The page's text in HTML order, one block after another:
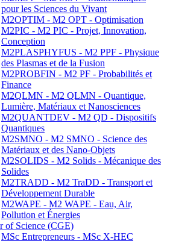
pour les Sciences du Vivant
M2OPTIM - M2 OPT - Optimisation
M2PIC - M2 PIC - Projet, Innovation,
Conception
M2PLASPHYFUS - M2 PPF - Physique
des Plasmas et de la Fusion
M2PROBFIN - M2 PF - Probabilités et
Finance
M2QLMN - M2 QLMN - Quantique,
Lumière, Matériaux et Nanosciences
M2QUANTDEV - M2 QD - Dispositifs
Quantiques
M2SMNO - M2 SMNO - Science des
Matériaux et des Nano-Objets
M2SOLIDS - M2 Solids - Mécanique des
Solides
M2TRADD - M2 TraDD - Transport et
Développement Durable
M2WAPE - M2 WAPE - Eau, Air,
Pollution et Énergies
of Science (CGE)
MSc Entrepreneurs - MSc X-HEC